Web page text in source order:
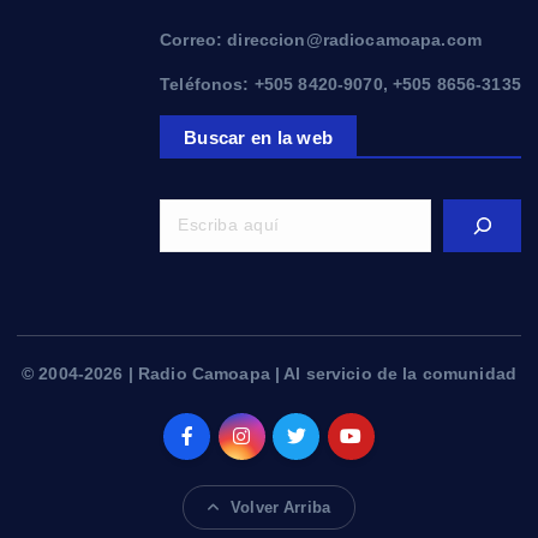
Correo: direccion@radiocamoapa.com
Teléfonos: +505 8420-9070, +505 8656-3135
Buscar en la web
© 2004-2026 | Radio Camoapa | Al servicio de la comunidad
Volver Arriba